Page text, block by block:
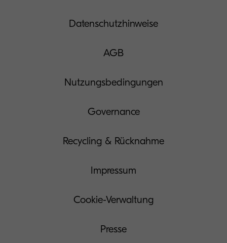
Datenschutzhinweise
AGB
Nutzungsbedingungen
Governance
Recycling & Rücknahme
Impressum
Cookie-Verwaltung
Presse